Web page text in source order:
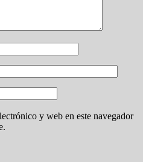
y web en este navegador